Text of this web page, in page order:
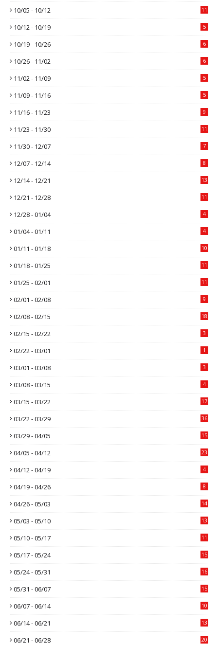
10/05 - 10/12 11
10/12 - 10/19 5
10/19 - 10/26 6
10/26 - 11/02 6
11/02 - 11/09 5
11/09 - 11/16 5
11/16 - 11/23 9
11/23 - 11/30 11
11/30 - 12/07 7
12/07 - 12/14 8
12/14 - 12/21 13
12/21 - 12/28 11
12/28 - 01/04 4
01/04 - 01/11 4
01/11 - 01/18 10
01/18 - 01/25 11
01/25 - 02/01 11
02/01 - 02/08 9
02/08 - 02/15 18
02/15 - 02/22 3
02/22 - 03/01 1
03/01 - 03/08 3
03/08 - 03/15 4
03/15 - 03/22 17
03/22 - 03/29 36
03/29 - 04/05 15
04/05 - 04/12 23
04/12 - 04/19 4
04/19 - 04/26 8
04/26 - 05/03 14
05/03 - 05/10 13
05/10 - 05/17 11
05/17 - 05/24 15
05/24 - 05/31 16
05/31 - 06/07 15
06/07 - 06/14 10
06/14 - 06/21 13
06/21 - 06/28 20